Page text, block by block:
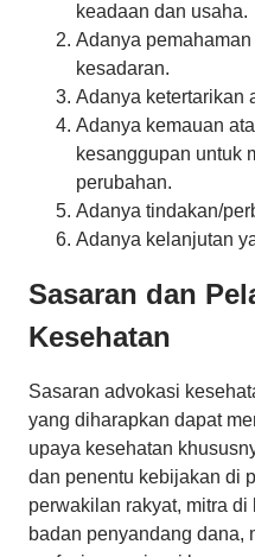
keadaan dan usaha.
Adanya
kesadaran.
Adanya ketertarikan
Adanya kemauan
kesanggupan untuk
perubahan.
Adanya tindakan/
Adanya kelanjutan
Sasaran dan
Kesehatan
Sasaran advokasi
yang diharapkan dapat
upaya kesehatan
dan penentu kebijakan di
perwakilan rakyat, mitra
badan penyandang dana,